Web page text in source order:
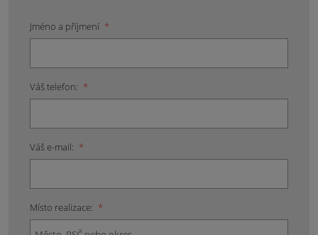
Jméno a příjmení *
Váš telefon: *
Váš e-mail: *
Místo realizace: *